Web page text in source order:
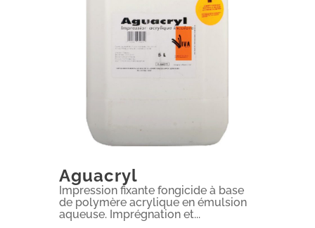
Aguacryl
Impression fixante fongicide à base
de polymère acrylique en émulsion
aqueuse. Imprégnation et...